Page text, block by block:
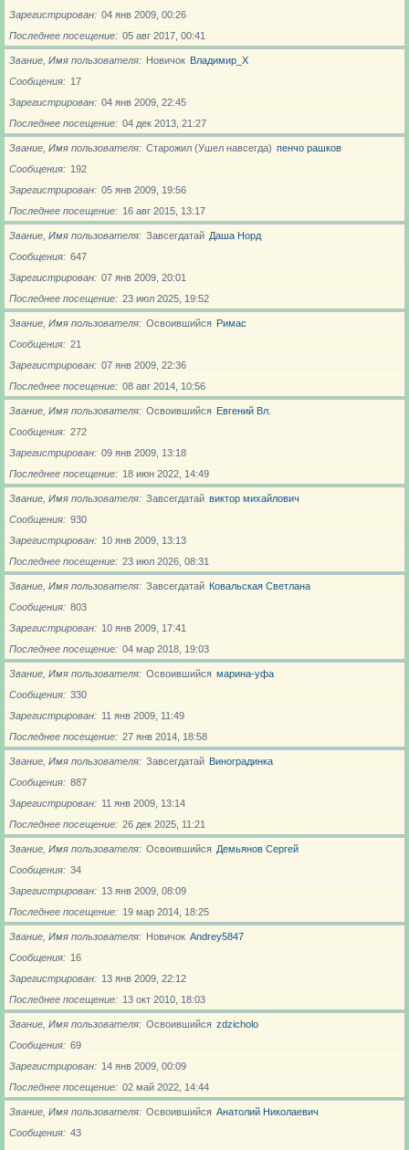
Зарегистрирован
04 янв 2009, 00:26
Последнее посещение
05 авг 2017, 00:41
Звание, Имя пользователя Новичoк Владимир_X
Сообщения
17
Зарегистрирован
04 янв 2009, 22:45
Последнее посещение
04 дек 2013, 21:27
Звание, Имя пользователя Старожил (Ушел навсегда) пенчо рашков
Сообщения
192
Зарегистрирован
05 янв 2009, 19:56
Последнее посещение
16 авг 2015, 13:17
Звание, Имя пользователя Завсегдатай Даша Норд
Сообщения
647
Зарегистрирован
07 янв 2009, 20:01
Последнее посещение
23 июл 2025, 19:52
Звание, Имя пользователя Освоившийся Римас
Сообщения
21
Зарегистрирован
07 янв 2009, 22:36
Последнее посещение
08 авг 2014, 10:56
Звание, Имя пользователя Освоившийся Евгений Вл.
Сообщения
272
Зарегистрирован
09 янв 2009, 13:18
Последнее посещение
18 июн 2022, 14:49
Звание, Имя пользователя Завсегдатай виктор михайлович
Сообщения
930
Зарегистрирован
10 янв 2009, 13:13
Последнее посещение
23 июл 2026, 08:31
Звание, Имя пользователя Завсегдатай Ковальская Светлана
Сообщения
803
Зарегистрирован
10 янв 2009, 17:41
Последнее посещение
04 мар 2018, 19:03
Звание, Имя пользователя Освоившийся марина-уфа
Сообщения
330
Зарегистрирован
11 янв 2009, 11:49
Последнее посещение
27 янв 2014, 18:58
Звание, Имя пользователя Завсегдатай Виноградинка
Сообщения
887
Зарегистрирован
11 янв 2009, 13:14
Последнее посещение
26 дек 2025, 11:21
Звание, Имя пользователя Освоившийся Демьянов Сергей
Сообщения
34
Зарегистрирован
13 янв 2009, 08:09
Последнее посещение
19 мар 2014, 18:25
Звание, Имя пользователя Новичoк Andrey5847
Сообщения
16
Зарегистрирован
13 янв 2009, 22:12
Последнее посещение
13 окт 2010, 18:03
Звание, Имя пользователя Освоившийся zdzicholo
Сообщения
69
Зарегистрирован
14 янв 2009, 00:09
Последнее посещение
02 май 2022, 14:44
Звание, Имя пользователя Освоившийся Анатолий Николаевич
Сообщения
43